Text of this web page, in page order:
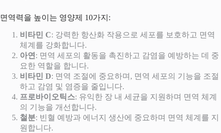
면역력을 높이는 영양제 10가지:
비타민 C: 강력한 항산화 작용으로 세포를 보호하고 면역
체계를 강화합니다.
아연 : 면역 세포의 활동을 촉진하고 감염을 예방하는 데 중
요한 역할을 합니다.
비타민 D: 면역 조절에 중요하며, 면역 세포의 기능을 조절
하고 감염 및 염증을 줄입니다.
프로바이오틱스: 유익한 장 내 세균을 지원하며 면역 체계
의 기능을 개선합니다.
철분: 빈혈 예방과 에너지 생산에 중요하며 면역 체계를 지
원합니다.